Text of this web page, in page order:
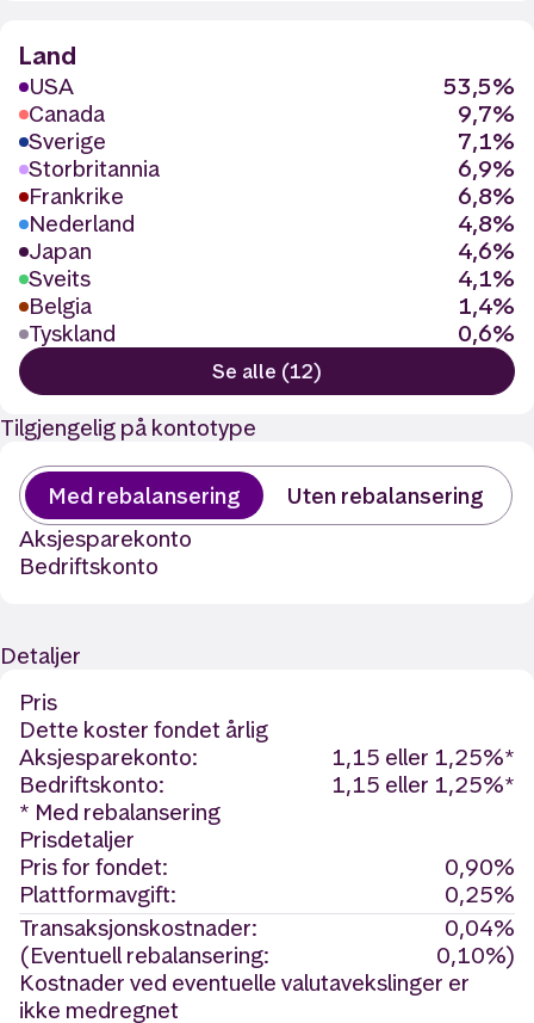
Land
USA
53,5%
Canada
9,7%
Sverige
7,1%
Storbritannia
6,9%
Frankrike
6,8%
Nederland
4,8%
Japan
4,6%
Sveits
4,1%
Belgia
1,4%
Tyskland
0,6%
Se alle (12)
Tilgjengelig på kontotype
Med rebalansering
Uten rebalansering
Aksjesparekonto
Bedriftskonto
Detaljer
Pris
Dette koster fondet årlig
Aksjesparekonto:
1,15 eller 1,25%*
Bedriftskonto:
1,15 eller 1,25%*
* Med rebalansering
Prisdetaljer
Pris for fondet:
0,90%
Plattformavgift:
0,25%
Transaksjonskostnader:
0,04%
(Eventuell rebalansering:
0,10%)
Kostnader ved eventuelle valutavekslinger er
ikke medregnet